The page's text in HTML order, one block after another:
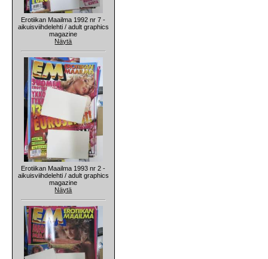
Erotiikan Maailma 1992 nr 7 -
aikuisviihdelehti / adult graphics
magazine
Näytä
Erotiikan Maailma 1993 nr 2 -
aikuisviihdelehti / adult graphics
magazine
Näytä